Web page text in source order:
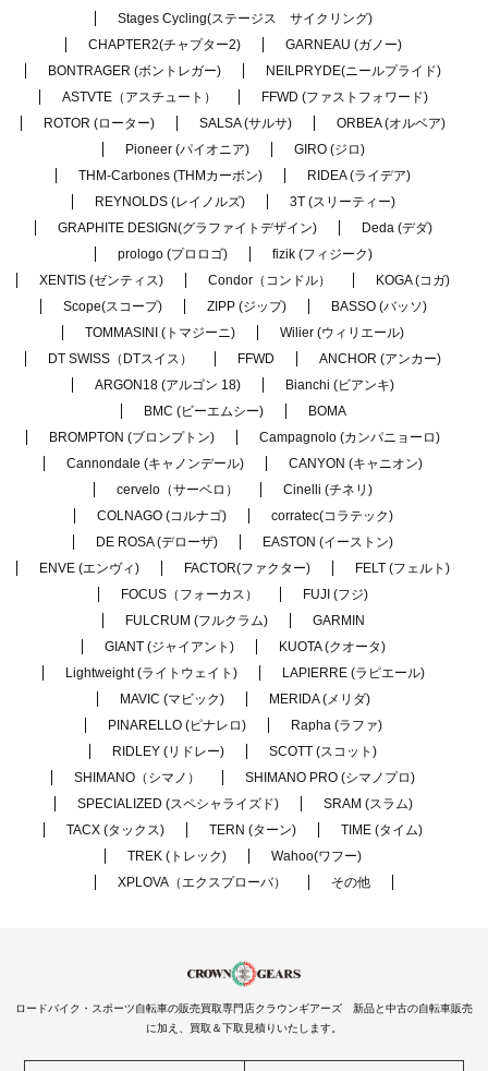
Stages Cycling(ステージス サイクリング)
CHAPTER2(チャプター2)
GARNEAU (ガノー)
BONTRAGER (ボントレガー)
NEILPRYDE(ニールプライド)
ASTVTE（アスチュート）
FFWD (ファストフォワード)
ROTOR (ローター)
SALSA (サルサ)
ORBEA (オルベア)
Pioneer (パイオニア)
GIRO (ジロ)
THM-Carbones (THMカーボン)
RIDEA (ライデア)
REYNOLDS (レイノルズ)
3T (スリーティー)
GRAPHITE DESIGN(グラファイトデザイン)
Deda (デダ)
prologo (プロロゴ)
fizik (フィジーク)
XENTIS (ゼンティス)
Condor（コンドル）
KOGA (コガ)
Scope(スコープ)
ZIPP (ジップ)
BASSO (バッソ)
TOMMASINI (トマジーニ)
Wilier (ウィリエール)
DT SWISS（DTスイス）
FFWD
ANCHOR (アンカー)
ARGON18 (アルゴン 18)
Bianchi (ビアンキ)
BMC (ビーエムシー)
BOMA
BROMPTON (ブロンプトン)
Campagnolo (カンパニョーロ)
Cannondale (キャノンデール)
CANYON (キャニオン)
cervelo（サーベロ）
Cinelli (チネリ)
COLNAGO (コルナゴ)
corratec(コラテック)
DE ROSA (デローザ)
EASTON (イーストン)
ENVE (エンヴィ)
FACTOR(ファクター)
FELT (フェルト)
FOCUS（フォーカス）
FUJI (フジ)
FULCRUM (フルクラム)
GARMIN
GIANT (ジャイアント)
KUOTA (クオータ)
Lightweight (ライトウェイト)
LAPIERRE (ラピエール)
MAVIC (マビック)
MERIDA (メリダ)
PINARELLO (ピナレロ)
Rapha (ラファ)
RIDLEY (リドレー)
SCOTT (スコット)
SHIMANO（シマノ）
SHIMANO PRO (シマノプロ)
SPECIALIZED (スペシャライズド)
SRAM (スラム)
TACX (タックス)
TERN (ターン)
TIME (タイム)
TREK (トレック)
Wahoo(ワフー)
XPLOVA（エクスプローバ）
その他
ロードバイク・スポーツ自転車の販売買取専門店クラウンギアーズ 新品と中古の自転車販売
に加え、買取＆下取見積りいたします。